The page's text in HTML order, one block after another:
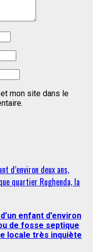
mon site dans le
d’environ deux ans,
quartier Rughenda, la
enfant d’environ
de fosse septique
locale très inquiète